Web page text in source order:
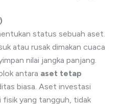
status sebuah aset.
atau rusak dimakan cuaca
nilai jangka panjang.
antara aset tetap
biasa. Aset investasi
fisik yang tangguh, tidak